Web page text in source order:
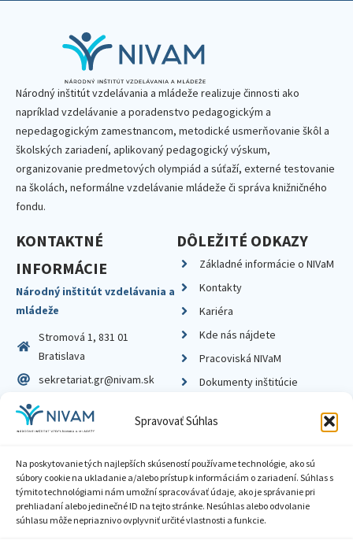
Spravovať Súhlas
Na poskytovanie tých najlepších skúseností používame technológie, ako sú
súbory cookie na ukladanie a/alebo prístup k informáciám o zariadení. Súhlas s
týmito technológiami nám umožní spracovávať údaje, ako je správanie pri
prehliadaní alebo jedinečné ID na tejto stránke. Nesúhlas alebo odvolanie
súhlasu môže nepriaznivo ovplyvniť určité vlastnosti a funkcie.
Národný inštitút vzdelávania a mládeže realizuje činnosti ako
napríklad vzdelávanie a poradenstvo pedagogickým a
nepedagogickým zamestnancom, metodické usmerňovanie škôl a
školských zariadení, aplikovaný pedagogický výskum,
organizovanie predmetových olympiád a súťaží, externé testovanie
na školách, neformálne vzdelávanie mládeže či správa knižničného
fondu.
KONTAKTNÉ
INFORMÁCIE
Národný inštitút vzdelávania a
mládeže
Stromová 1, 831 01
Bratislava
sekretariat.gr@nivam.sk
IČO: 00164348
DIČ: 2020798714
DÔLEŽITÉ ODKAZY
Základné informácie o NIVaM
Kontakty
Kariéra
Kde nás nájdete
Pracoviská NIVaM
Dokumenty inštitúcie
Zásady ochrany súkromia